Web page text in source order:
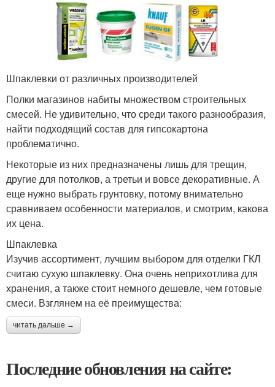
Шпаклевки от различных производителей
Полки магазинов набиты множеством строительных
смесей. Не удивительно, что среди такого разнообразия,
найти подходящий состав для гипсокартона
проблематично.
Некоторые из них предназначены лишь для трещин,
другие для потолков, а третьи и вовсе декоративные. А
еще нужно выбрать грунтовку, потому внимательно
сравниваем особенности материалов, и смотрим, какова
их цена.
Шпаклевка
Изучив ассортимент, лучшим выбором для отделки ГКЛ
считаю сухую шпаклевку. Она очень неприхотлива для
хранения, а также стоит немного дешевле, чем готовые
смеси. Взглянем на её преимущества:
читать дальше →
Последние обновления на сайте: